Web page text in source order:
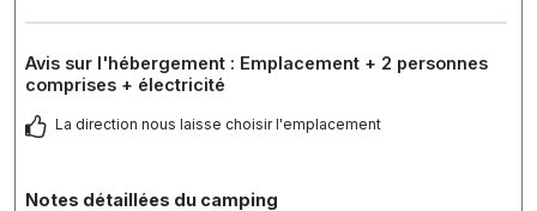
Avis sur l'hébergement : Emplacement + 2 personnes
comprises + électricité
La direction nous laisse choisir l'emplacement
Notes détaillées du camping